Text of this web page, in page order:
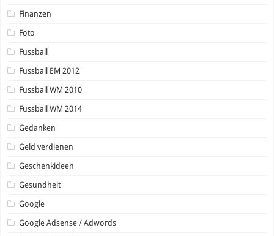
Finanzen
Foto
Fussball
Fussball EM 2012
Fussball WM 2010
Fussball WM 2014
Gedanken
Geld verdienen
Geschenkideen
Gesundheit
Google
Google Adsense / Adwords